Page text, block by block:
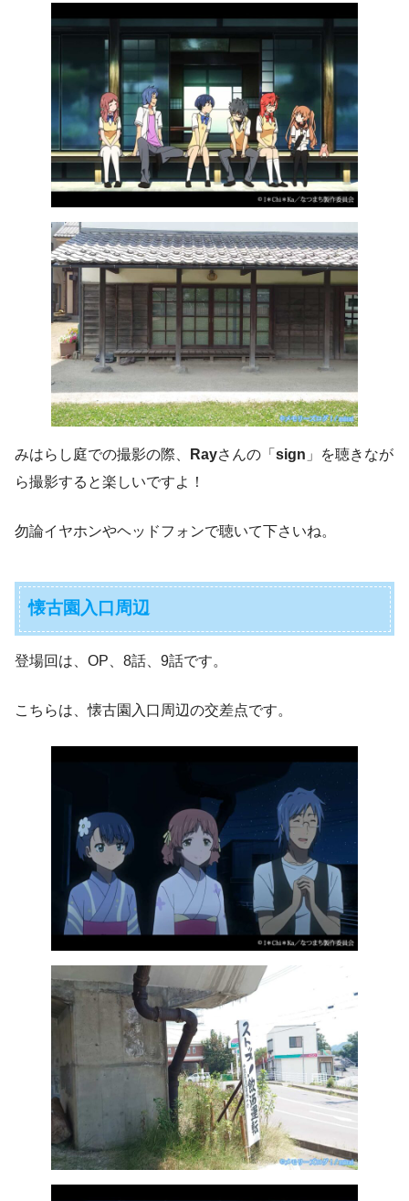
みはらし庭での撮影の際、 Rayさんの「 sign 」を聴きなが
ら撮影すると楽しいですよ！
勿論イヤホンやヘッドフォンで聴いて下さいね。
懐古園入口周辺
登場回は、OP、8話、9話です。
こちらは、懐古園入口周辺の交差点です。